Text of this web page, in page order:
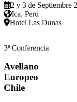
2 y 3 de Septiembre
Ica, Perú
Hotel Las Dunas
3ª Conferencia
Avellano
Europeo
Chile